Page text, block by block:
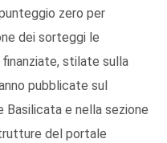
zero per
dei sorteggi le
stilate sulla
pubblicate sul
Basilicata e nella sezione
del portale